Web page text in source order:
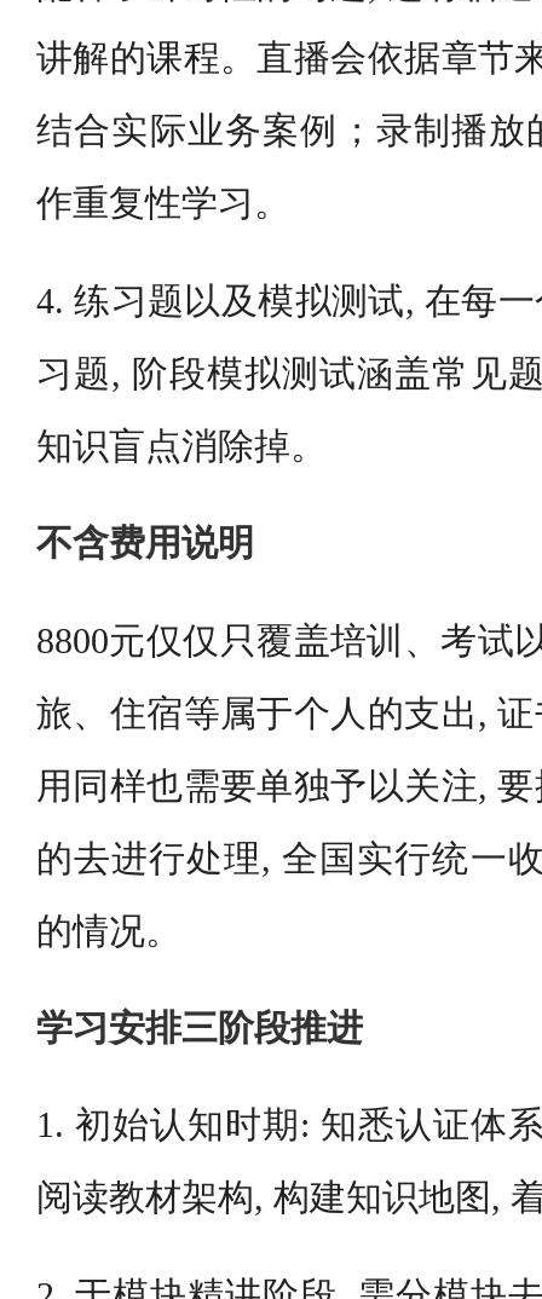
讲解的课程。直播会依据章节
结合实际业务案例；录制播放
作重复性学习。
4. 练习题以及模拟测试, 在每
习题, 阶段模拟测试涵盖常见
知识盲点消除掉。
不含费用说明
8800元仅仅只覆盖培训、考试
旅、住宿等属于个人的支出,
用同样也需要单独予以关注,
的去进行处理, 全国实行统一
的情况。
学习安排三阶段推进
1. 初始认知时期: 知悉认证体
阅读教材架构, 构建知识地图,